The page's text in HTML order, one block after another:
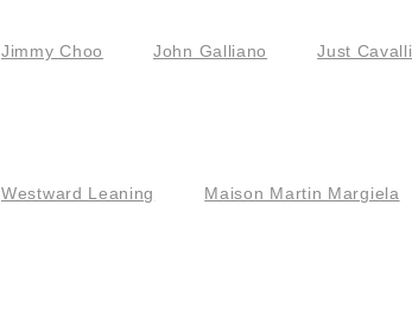
Jimmy Choo John Galliano Just Cavalli
Westward Leaning Maison Martin Margiela